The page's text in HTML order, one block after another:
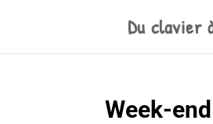
Du clavier
Week-